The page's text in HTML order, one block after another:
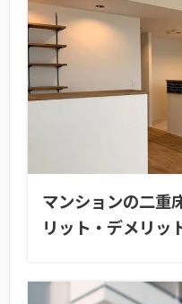
マンションの二重
リット・デメリッ